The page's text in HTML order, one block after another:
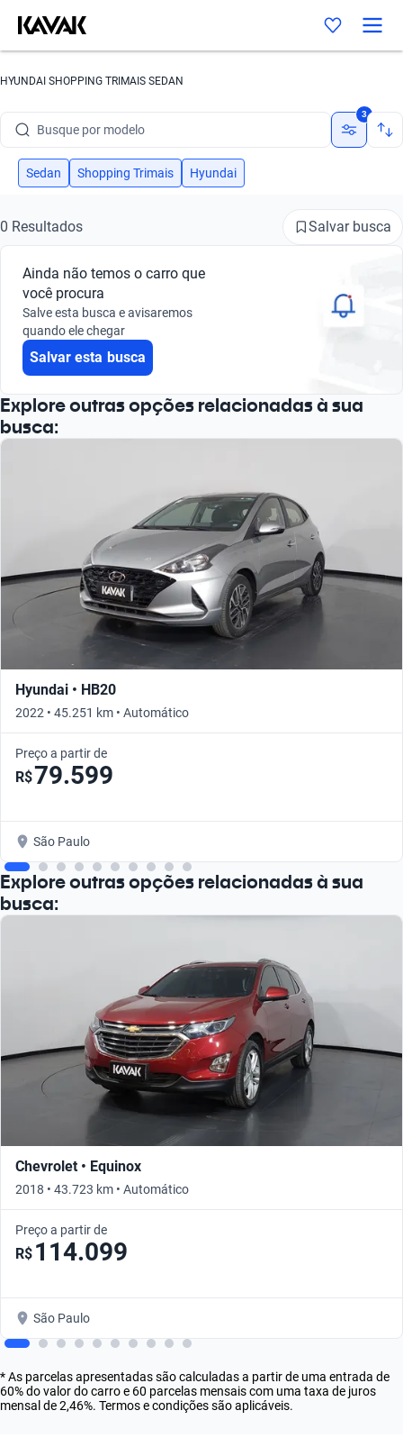
HYUNDAI SHOPPING TRIMAIS SEDAN
Busque por modelo
Busque por versão
Busque por marca
Busque por modelo
Busque por versão
3
Sedan Shopping Trimais Hyundai
0 Resultados Salvar busca
Ainda não temos o carro que
você procura
Salve esta busca e avisaremos
quando ele chegar
Salvar esta busca
Explore outras opções relacionadas à sua
busca:
Hyundai • HB20
2022 • 45.251 km • Automático
Preço a partir de
R$79.599
São Paulo
Explore outras opções relacionadas à sua
busca:
Chevrolet • Equinox
2018 • 43.723 km • Automático
Preço a partir de
R$ 114.099
São Paulo
* As parcelas apresentadas são calculadas a partir de uma entrada de
60% do valor do carro e 60 parcelas mensais com uma taxa de juros
mensal de 2,46%. Termos e condições são aplicáveis.